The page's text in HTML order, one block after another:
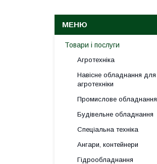
Товари і послуги
Агротехніка
Навісне обладнання для
агротехніки
Промислове обладнання
Будівельне обладнання
Спеціальна техніка
Ангари, контейнери
Гідрообладнання